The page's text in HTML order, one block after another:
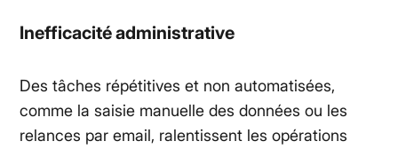
Inefficacité administrative
Des tâches répétitives et non automatisées,
comme la saisie manuelle des données ou les
relances par email, ralentissent les opérations